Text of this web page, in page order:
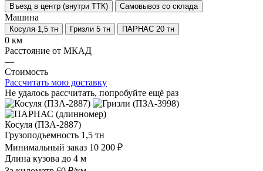
Въезд в центр (внутри ТТК) Самовывоз со склада
Машина
Косуля 1,5 тн Гризли 5 тн ПАРНАС 20 тн
0 км
Расстояние от МКАД
—
Стоимость
Рассчитать мою доставку
Не удалось рассчитать, попробуйте ещё раз
Косуля (ПЗА-2887)
Грузоподъемность 1,5 тн
Минимальный заказ 10 200 ₽
Длина кузова до 4 м